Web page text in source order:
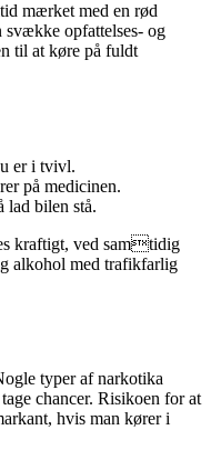
mærket med en rød
svække opfattelses- og
til at køre på fuldt
er i tvivl.
på medicinen.
lad bilen stå.
kraftigt, ved samtidig
alkohol med trafikfarlig
typer af narkotika
chancer. Risikoen for at
hvis man kører i